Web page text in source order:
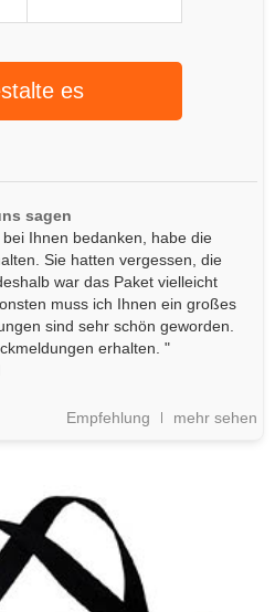
es
sagen
Ihnen bedanken, habe die
Sie hatten vergessen, die
war das Paket vielleicht
muss ich Ihnen ein großes
sind sehr schön geworden.
erhalten. "
Empfehlung mehr sehen